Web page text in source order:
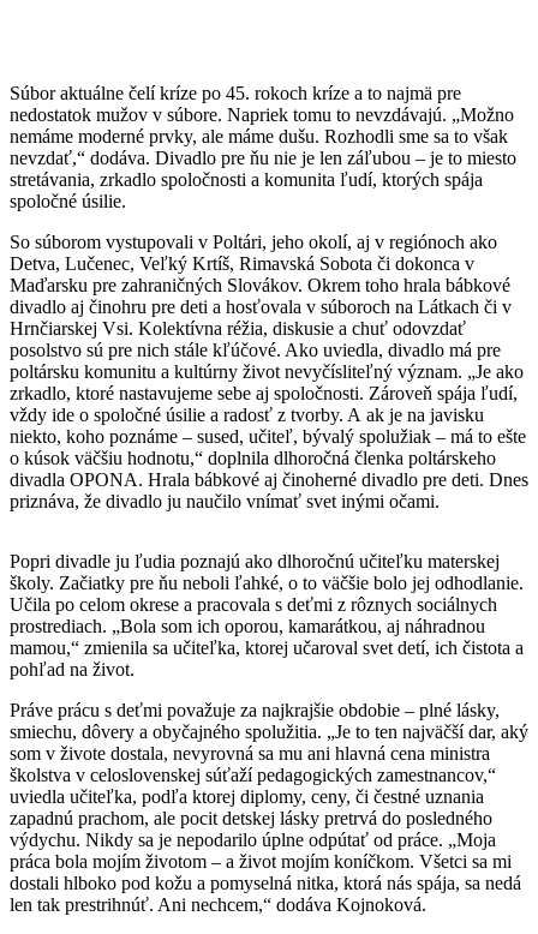
Súbor aktuálne čelí kríze po 45. rokoch kríze a to najmä pre
nedostatok mužov v súbore. Napriek tomu to nevzdávajú. „Možno
nemáme moderné prvky, ale máme dušu. Rozhodli sme sa to však
nevzdať,“ dodáva. Divadlo pre ňu nie je len záľubou – je to miesto
stretávania, zrkadlo spoločnosti a komunita ľudí, ktorých spája
spoločné úsilie.
So súborom vystupovali v Poltári, jeho okolí, aj v regiónoch ako
Detva, Lučenec, Veľký Krtíš, Rimavská Sobota či dokonca v
Maďarsku pre zahraničných Slovákov. Okrem toho hrala bábkové
divadlo aj činohru pre deti a hosťovala v súboroch na Látkach či v
Hrnčiarskej Vsi. Kolektívna réžia, diskusie a chuť odovzdať
posolstvo sú pre nich stále kľúčové. Ako uviedla, divadlo má pre
poltársku komunitu a kultúrny život nevyčísliteľný význam. „Je ako
zrkadlo, ktoré nastavujeme sebe aj spoločnosti. Zároveň spája ľudí,
vždy ide o spoločné úsilie a radosť z tvorby. A ak je na javisku
niekto, koho poznáme – sused, učiteľ, bývalý spolužiak – má to ešte
o kúsok väčšiu hodnotu,“ doplnila dlhoročná členka poltárskeho
divadla OPONA. Hrala bábkové aj činoherné divadlo pre deti. Dnes
priznáva, že divadlo ju naučilo vnímať svet inými očami.
Popri divadle ju ľudia poznajú ako dlhoročnú učiteľku materskej
školy. Začiatky pre ňu neboli ľahké, o to väčšie bolo jej odhodlanie.
Učila po celom okrese a pracovala s deťmi z rôznych sociálnych
prostrediach. „Bola som ich oporou, kamarátkou, aj náhradnou
mamou,“ zmienila sa učiteľka, ktorej učaroval svet detí, ich čistota a
pohľad na život.
Práve prácu s deťmi považuje za najkrajšie obdobie – plné lásky,
smiechu, dôvery a obyčajného spolužitia. „Je to ten najväčší dar, aký
som v živote dostala, nevyrovná sa mu ani hlavná cena ministra
školstva v celoslovenskej súťaží pedagogických zamestnancov,“
uviedla učiteľka, podľa ktorej diplomy, ceny, či čestné uznania
zapadnú prachom, ale pocit detskej lásky pretrvá do posledného
výdychu. Nikdy sa je nepodarilo úplne odpútať od práce. „Moja
práca bola mojím životom – a život mojím koníčkom. Všetci sa mi
dostali hlboko pod kožu a pomyselná nitka, ktorá nás spája, sa nedá
len tak prestrihnúť. Ani nechcem,“ dodáva Kojnoková.